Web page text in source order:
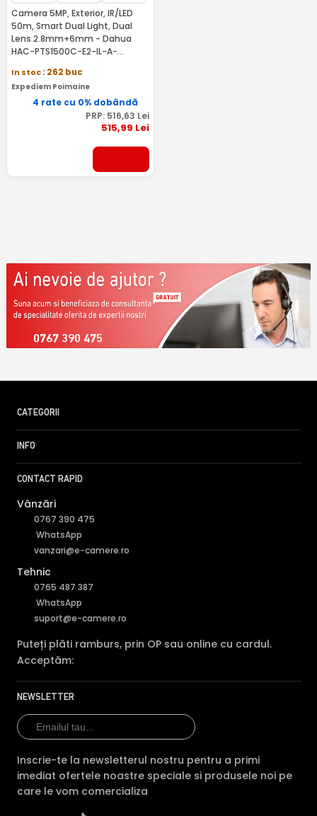
Camera 5MP, Exterior, IR/LED
50m, Smart Dual Light, Dual
Lens 2.8mm+6mm - Dahua
HAC-PTS1500C-E2-IL-A-
In stoc: 262 buc
Expediem Poimaine
4 rate cu 0% dobândă
PRP: 516,63 Lei
515,99 Lei
0767 390 475
CATEGORII
INFO
CONTACT RAPID
Vânzări
0767 390 475
WhatsApp
vanzari@e-camere.ro
Tehnic
0765 487 387
WhatsApp
suport@e-camere.ro
Puteți plăti ramburs, prin OP sau online cu cardul.
Acceptăm:
NEWSLETTER
Inscrie-te la newsletterul nostru pentru a primi
imediat ofertele noastre speciale si produsele noi pe
care le vom comercializa